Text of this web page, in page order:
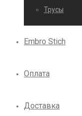
Трусы
Embro Stich
Оплата
Доставка